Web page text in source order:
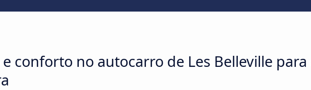
e conforto no autocarro de Les Belleville